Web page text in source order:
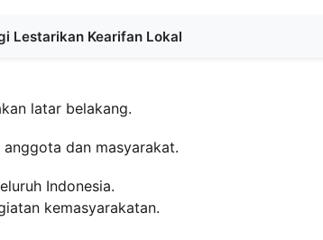
Lestarikan Kearifan Lokal
latar belakang.
dan masyarakat.
Indonesia.
kemasyarakatan.